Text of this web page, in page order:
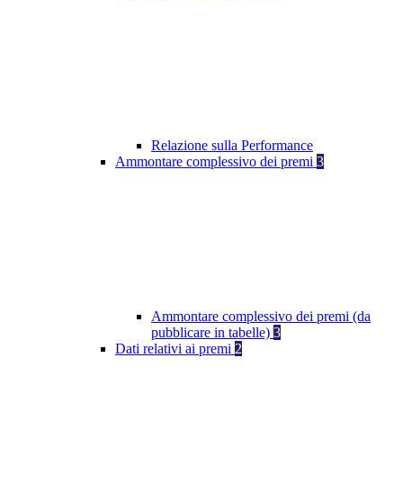
Relazione sulla Performance
Ammontare complessivo dei premi 3
Ammontare complessivo dei premi (da
pubblicare in tabelle) 3
Dati relativi ai premi 2